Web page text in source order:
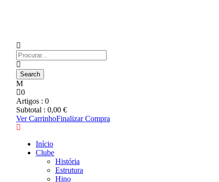
0
Artigos : 0
Subtotal : 0,00 €
Ver CarrinhoFinalizar Compra
Início
Clube
História
Estrutura
Hino